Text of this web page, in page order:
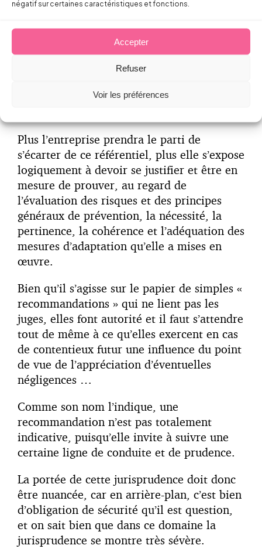
négatif sur certaines caractéristiques et fonctions.
Accepter
Refuser
Voir les préférences
dispositions du protocole sanitaire
permettra toujours de sécuriser la
démarche et de bénéficier d’une forme de «
faut toujours rappeler ici que la conformité
Plus l’entreprise prendra le parti de
s’écarter de ce référentiel, plus elle s’expose
logiquement à devoir se justifier et être en
mesure de prouver, au regard de
l’évaluation des risques et des principes
généraux de prévention, la nécessité, la
pertinence, la cohérence et l’adéquation des
mesures d’adaptation qu’elle a mises en
œuvre.
Bien qu’il s’agisse sur le papier de simples «
recommandations » qui ne lient pas les
juges, elles font autorité et il faut s’attendre
tout de même à ce qu’elles exercent en cas
de contentieux futur une influence du point
de vue de l’appréciation d’éventuelles
négligences …
Comme son nom l’indique, une
recommandation n’est pas totalement
indicative, puisqu’elle invite à suivre une
certaine ligne de conduite et de prudence.
La portée de cette jurisprudence doit donc
être nuancée, car en arrière-plan, c’est bien
d’obligation de sécurité qu’il est question,
et on sait bien que dans ce domaine la
jurisprudence se montre très sévère.